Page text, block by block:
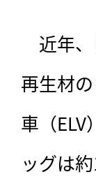
近年、
再生材
車（
ッグは